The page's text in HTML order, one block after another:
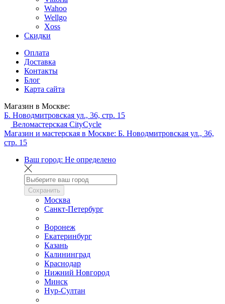
Wahoo
Wellgo
Xoss
Скидки
Оплата
Доставка
Контакты
Блог
Карта сайта
Магазин в Москве:
Б. Новодмитровская ул., 36, стр. 15
Веломастерская CityCycle
Магазин и мастерская в Москве: Б. Новодмитровская ул., 36,
стр. 15
Ваш город: Не определено
Сохранить
Москва
Санкт-Петербург
Воронеж
Екатеринбург
Казань
Калининград
Краснодар
Нижний Новгород
Минск
Нур-Султан